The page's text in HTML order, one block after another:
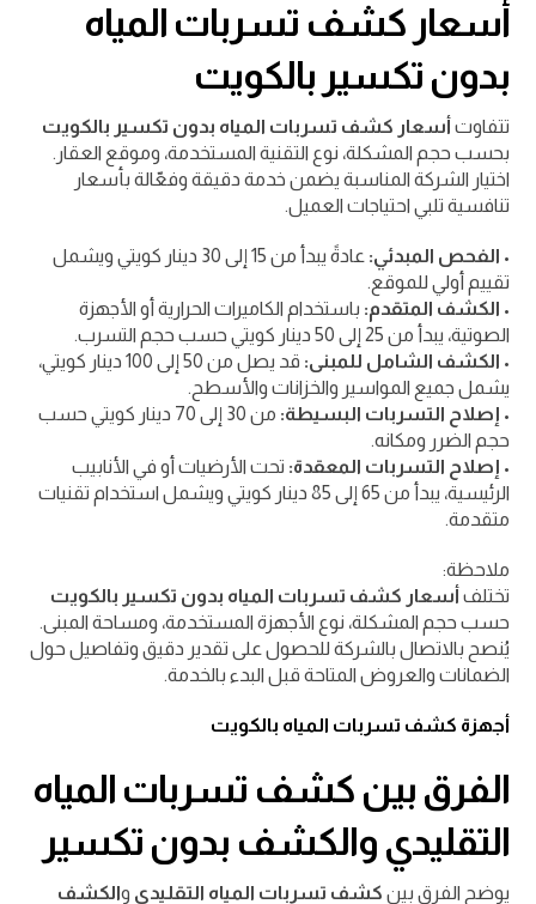
أسعار كشف تسربات المياه
بدون تكسير بالكويت
تتفاوت أسعار كشف تسربات المياه بدون تكسير بالكويت
بحسب حجم المشكلة، نوع التقنية المستخدمة، وموقع العقار.
اختيار الشركة المناسبة يضمن خدمة دقيقة وفعّالة بأسعار
تنافسية تلبي احتياجات العميل.
• الفحص المبدئي:
عادةً يبدأ من 15 إلى 30 دينار كويتي ويشمل
تقييم أولي للموقع.
• الكشف المتقدم: باستخدام الكاميرات الحرارية أو الأجهزة
الصوتية، يبدأ من 25 إلى 50 دينار كويتي حسب حجم التسرب.
• الكشف الشامل للمبنى:
قد يصل من 50 إلى 100 دينار كويتي،
يشمل جميع المواسير والخزانات والأسطح.
• إصلاح التسربات البسيطة:
من 30 إلى 70 دينار كويتي حسب
حجم الضرر ومكانه.
• إصلاح التسربات المعقدة: تحت الأرضيات أو في الأنابيب
الرئيسية، يبدأ من 65 إلى 85 دينار كويتي ويشمل استخدام تقنيات
متقدمة.
ملاحظة:
تختلف أسعار كشف تسربات المياه بدون تكسير بالكويت
حسب حجم المشكلة، نوع الأجهزة المستخدمة، ومساحة المبنى.
يُنصح بالاتصال بالشركة للحصول على تقدير دقيق وتفاصيل حول
الضمانات والعروض المتاحة قبل البدء بالخدمة.
أجهزة كشف تسربات المياه بالكويت
الفرق بين كشف تسربات المياه
التقليدي والكشف بدون تكسير
يوضح الفرق بين كشف تسربات المياه التقليدي والكشف